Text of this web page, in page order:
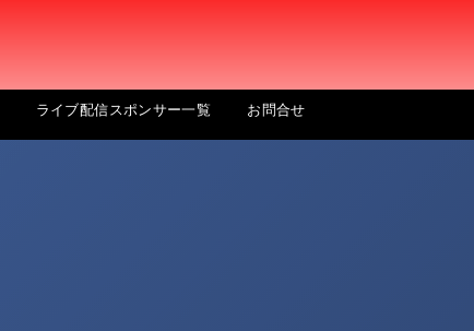
ライブ配信スポンサー一覧 お問合せ